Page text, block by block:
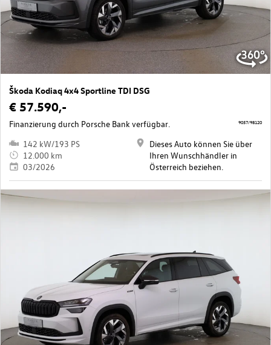
Škoda Kodiaq 4x4 Sportline TDI DSG
€ 57.590,-
Finanzierung durch Porsche Bank verfügbar.
142 kW/193 PS
12.000 km
03/2026
Dieses Auto können Sie über
Ihren Wunschhändler in
Österreich beziehen.
9057/98120